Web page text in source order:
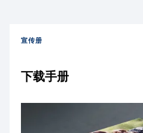
宣传册
下载手册